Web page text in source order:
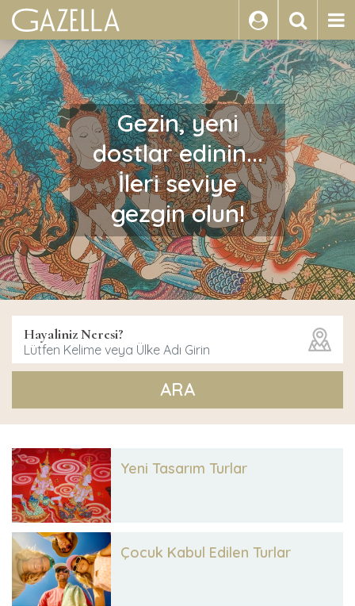
ARA
Gezin, yeni
dostlar edinin...
İleri seviye
gezgin olun!
Hayaliniz Neresi?
ARA
Yeni Tasarım Turlar
Çocuk Kabul Edilen Turlar